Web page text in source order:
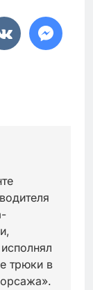
трюки в